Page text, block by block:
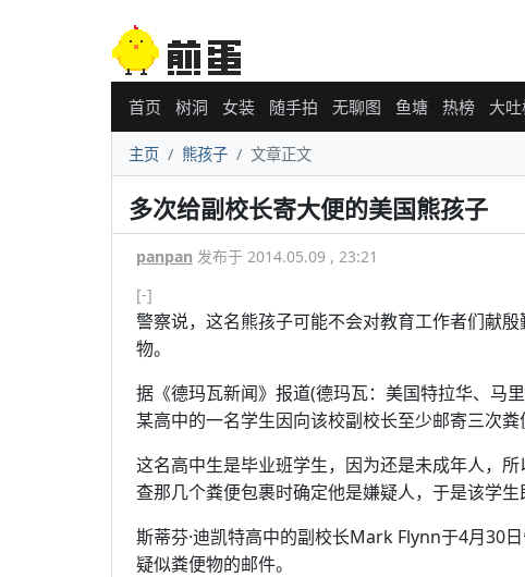
首页 树洞 女装 随手拍 无聊图 鱼塘 热榜 大
主页 熊孩子 文章正文
多次给副校长寄大便的美国熊孩子
panpan 发布于 2014.05.09 , 23:21
[-]
警察说，这名熊孩子可能不会对教育工作者们献
物。
据《德玛瓦新闻》报道(德玛瓦：美国特拉华、马
某高中的一名学生因向该校副校长至少邮寄三次粪
这名高中生是毕业班学生，因为还是未成年人，
查那几个粪便包裹时确定他是嫌疑人，于是该学生
斯蒂芬·迪凯特高中的副校长Mark Flynn于4月30
疑似粪便物的邮件。